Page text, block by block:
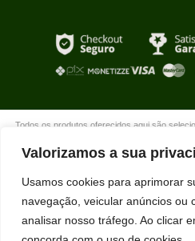
Valorizamos a sua
Usamos cookies para aprimorar
navegação, veicular anúncios ou
analisar nosso tráfego. Ao clicar
Todos os produtos oferecidos aqui são
extraordinários para você que está realmente